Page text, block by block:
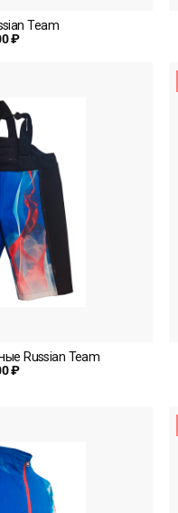
Team
₽
Russian Team
₽